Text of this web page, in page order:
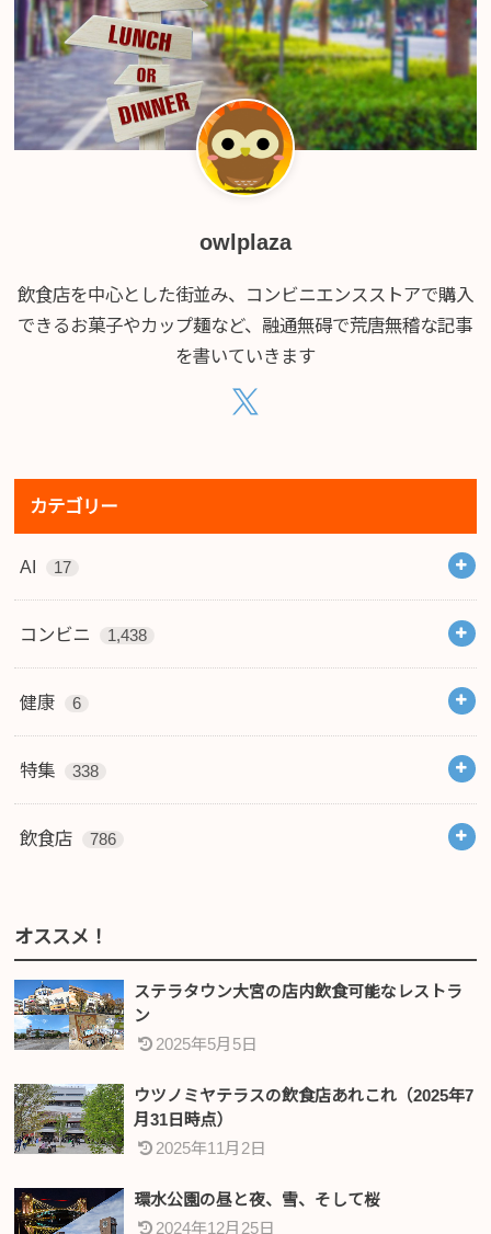
owlplaza
飲食店を中心とした街並み、コンビニエンスストアで購入
できるお菓子やカップ麺など、融通無碍で荒唐無稽な記事
を書いていきます
カテゴリー
AI 17
コンビニ 1,438
健康 6
特集 338
飲食店 786
オススメ！
ステラタウン大宮の店内飲食可能なレストラ
ン
2025年5月5日
ウツノミヤテラスの飲食店あれこれ（2025年7
月31日時点）
2025年11月2日
環水公園の昼と夜、雪、そして桜
2024年12月25日